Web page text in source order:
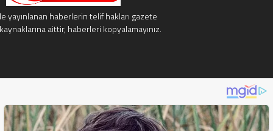
yayınlanan haberlerin telif hakları gazete
aittir, haberleri kopyalamayınız.